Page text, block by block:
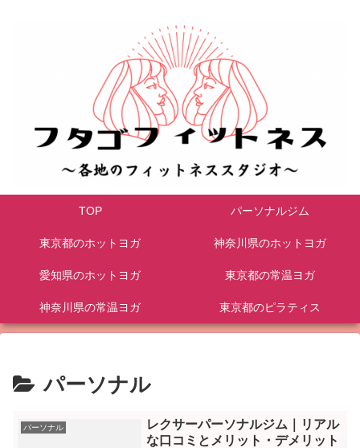
TOP パーソナルジム
東京都のホットヨガ 神奈川県のホットヨガ
愛知県のホットヨガ 東京都の常温ヨガ
神奈川県の常温ヨガ 東京都のピラティス
パーソナル
パーソナル
レクサーパーソナルジム｜リアル
な口コミとメリット・デメリット